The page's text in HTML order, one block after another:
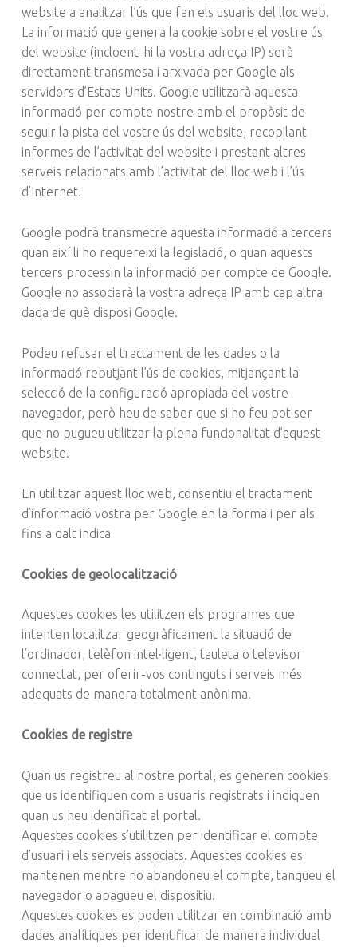
website a analitzar l’ús que fan els usuaris del lloc web.
La informació que genera la cookie sobre el vostre ús
del website (incloent-hi la vostra adreça IP) serà
directament transmesa i arxivada per Google als
servidors d’Estats Units. Google utilitzarà aquesta
informació per compte nostre amb el propòsit de
seguir la pista del vostre ús del website, recopilant
informes de l’activitat del website i prestant altres
serveis relacionats amb l’activitat del lloc web i l’ús
d’Internet.
Google podrà transmetre aquesta informació a tercers
quan així li ho requereixi la legislació, o quan aquests
tercers processin la informació per compte de Google.
Google no associarà la vostra adreça IP amb cap altra
dada de què disposi Google.
Podeu refusar el tractament de les dades o la
informació rebutjant l’ús de cookies, mitjançant la
selecció de la configuració apropiada del vostre
navegador, però heu de saber que si ho feu pot ser
que no pugueu utilitzar la plena funcionalitat d’aquest
website.
En utilitzar aquest lloc web, consentiu el tractament
d’informació vostra per Google en la forma i per als
fins a dalt indica
Cookies de geolocalització
Aquestes cookies les utilitzen els programes que
intenten localitzar geogràficament la situació de
l’ordinador, telèfon intel·ligent, tauleta o televisor
connectat, per oferir-vos continguts i serveis més
adequats de manera totalment anònima.
Cookies de registre
Quan us registreu al nostre portal, es generen cookies
que us identifiquen com a usuaris registrats i indiquen
quan us heu identificat al portal.
Aquestes cookies s’utilitzen per identificar el compte
d’usuari i els serveis associats. Aquestes cookies es
mantenen mentre no abandoneu el compte, tanqueu el
navegador o apagueu el dispositiu.
Aquestes cookies es poden utilitzar en combinació amb
dades analítiques per identificar de manera individual